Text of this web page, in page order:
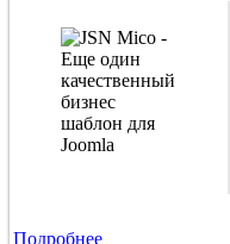
Подробнее